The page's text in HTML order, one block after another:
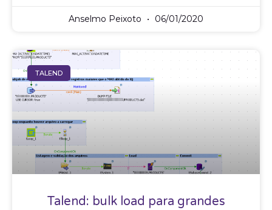
Anselmo Peixoto 06/01/2020
TALEND
Talend: bulk load para grandes